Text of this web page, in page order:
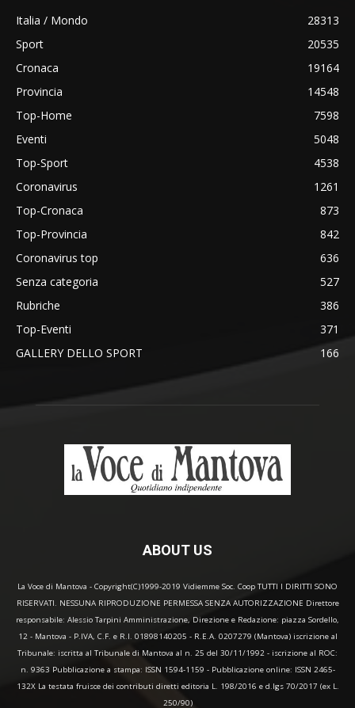
Italia / Mondo
28313
Sport
20535
Cronaca
19164
Provincia
14548
Top-Home
7598
Eventi
5048
Top-Sport
4538
Coronavirus
1261
Top-Cronaca
873
Top-Provincia
842
Coronavirus top
636
Senza categoria
527
Rubriche
386
Top-Eventi
371
GALLERY DELLO SPORT
166
ABOUT US
La Voce di Mantova - Copyright(C)1999-2019 Vidiemme Soc. Coop TUTTI I DIRITTI SONO
RISERVATI. NESSUNA RIPRODUZIONE PERMESSA SENZA AUTORIZZAZIONE Direttore
responsabile: Alessio Tarpini Amministrazione, Direzione e Redazione: piazza Sordello,
12 - Mantova - P.IVA, C.F. e R.I. 01898140205 - R.E.A. 0207279 (Mantova) iscrizione al
Tribunale: iscritta al Tribunale di Mantova al n. 25 del 30/11/1992 - iscrizione al ROC:
n. 9363 Pubblicazione a stampa: ISSN 1594-1159 - Pubblicazione online: ISSN 2465-
132X La testata fruisce dei contributi diretti editoria L. 198/2016 e d.lgs 70/2017 (ex L.
250/90)